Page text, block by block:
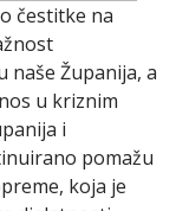
čestitke na
Županija, a
u kriznim
i
pomažu
koja je